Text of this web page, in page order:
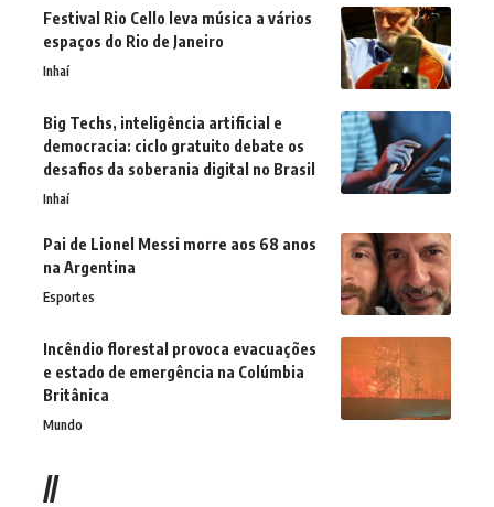
Festival Rio Cello leva música a vários
espaços do Rio de Janeiro
Inhaí
Big Techs, inteligência artificial e
democracia: ciclo gratuito debate os
desafios da soberania digital no Brasil
Inhaí
Pai de Lionel Messi morre aos 68 anos
na Argentina
Esportes
Incêndio florestal provoca evacuações
e estado de emergência na Colúmbia
Britânica
Mundo
//